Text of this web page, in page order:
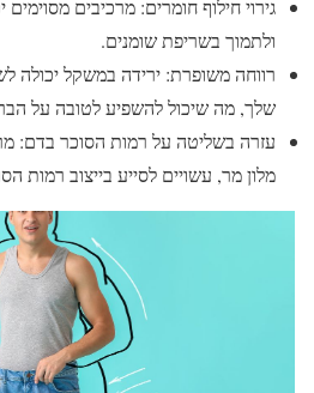
גירוי חילוף חומרים: מרכיבים מסוימים
ולתמוך בשריפת שומנים.
רווחה משופרת: ירידה במשקל יכולה
שלך, מה שיכול להשפיע לטובה על
עזרה בשליטה על רמות הסוכר בדם:
מלון מר, עשויים לסייע בייצוב רמות